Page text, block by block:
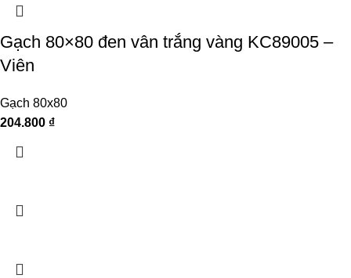
Gạch 80×80 đen vân trắng vàng KC89005 –
Viên
Gạch 80x80
204.800 ₫